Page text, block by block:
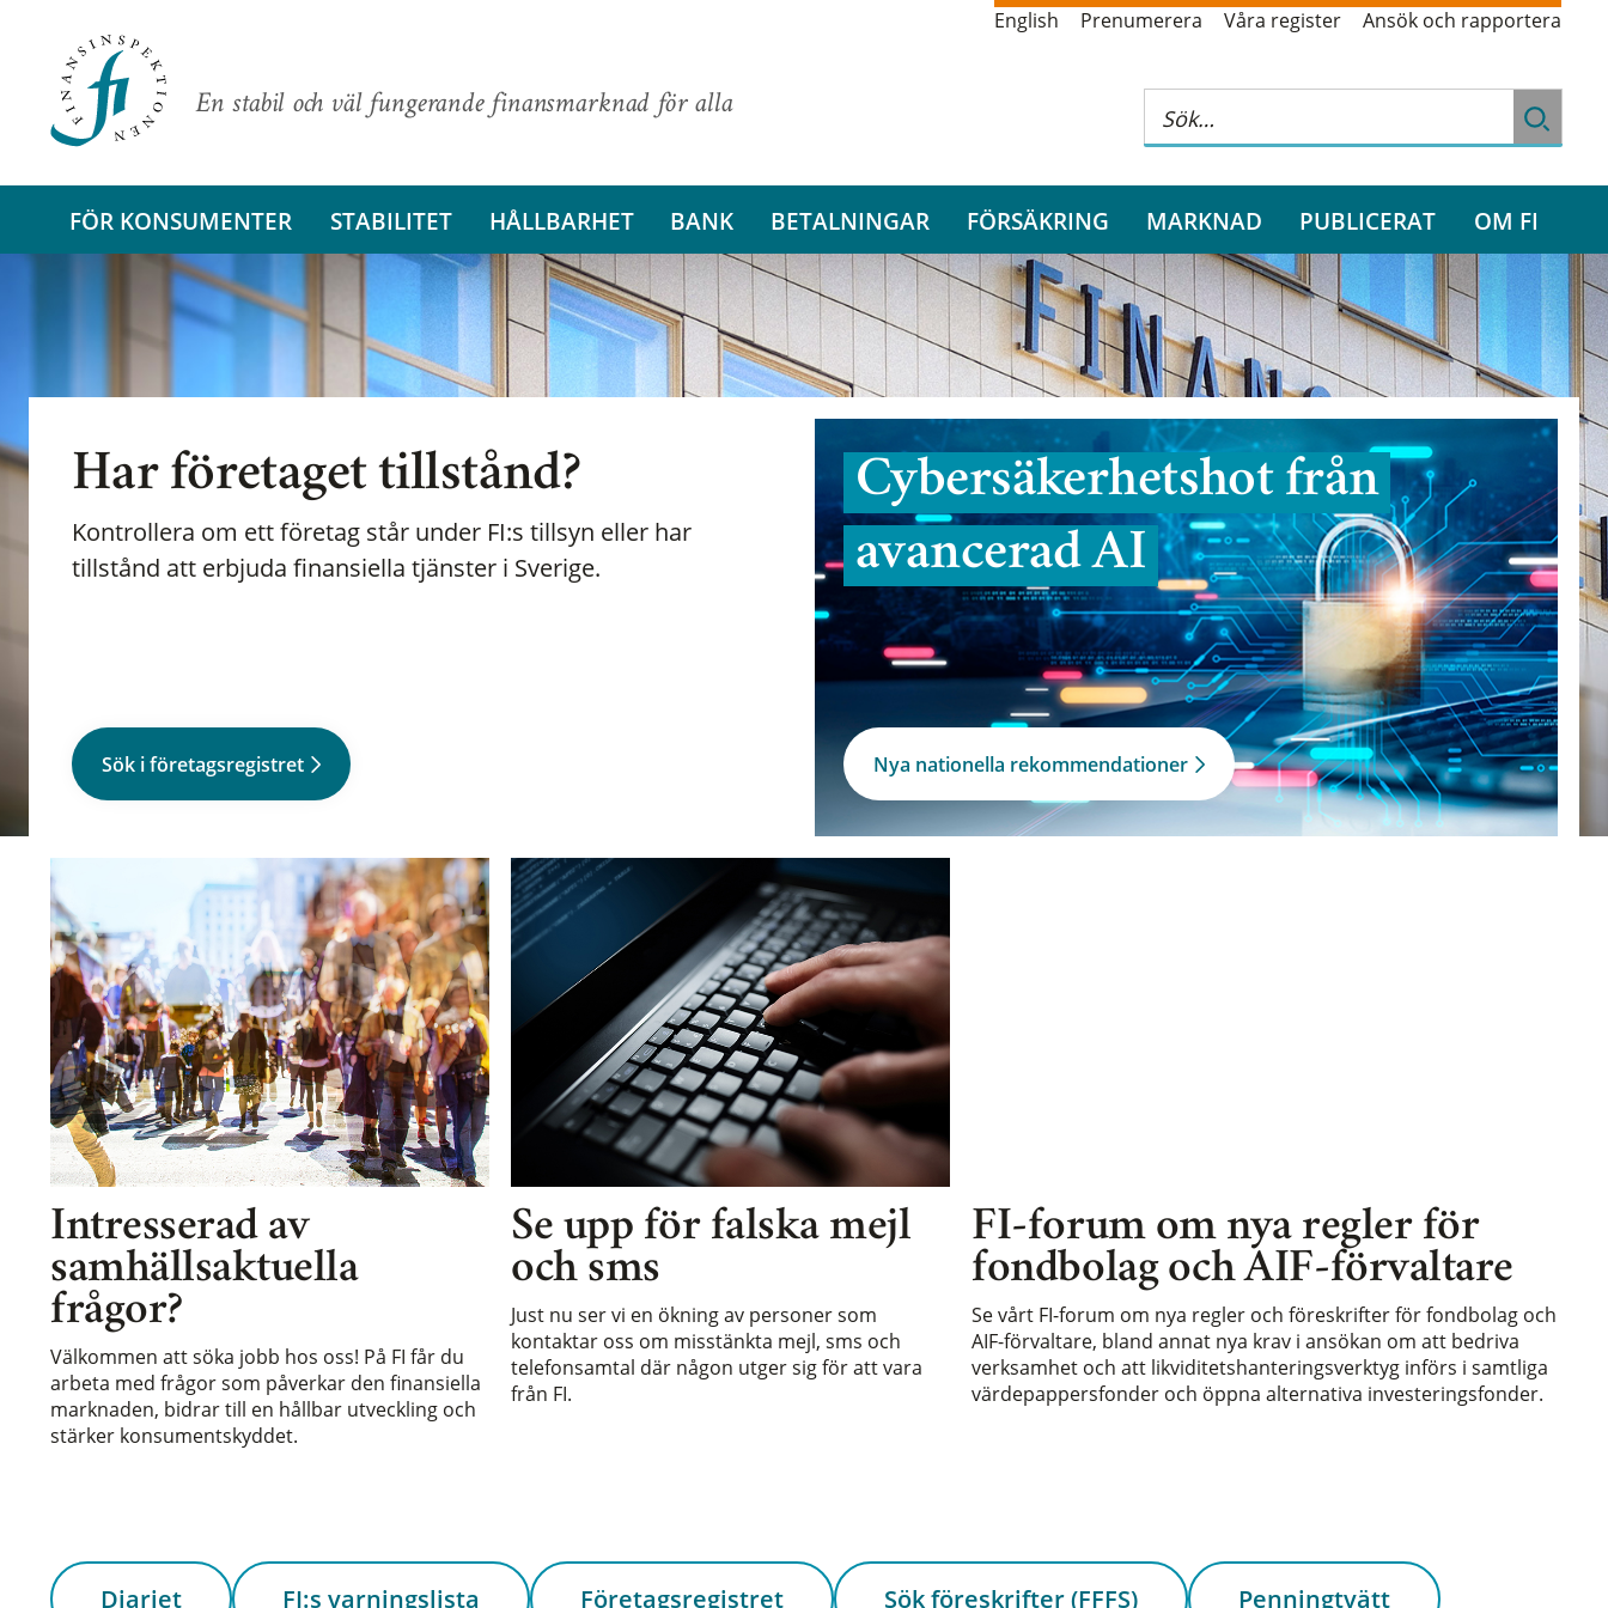
En stabil och väl fungerande finansmarknad för alla
English Prenumerera Våra register Ansök och rapportera
FÖR KONSUMENTER STABILITET HÅLLBARHET BANK BETALNINGAR FÖRSÄKRING MARKNAD PUBLICERAT OM FI
Har företaget tillstånd?
Kontrollera om ett företag står under FI:s tillsyn eller har
tillstånd att erbjuda finansiella tjänster i Sverige.
Sök i företagsregistret
Cybersäkerhetshot från
avancerad AI
Nya nationella rekommendationer
Intresserad av
samhällsaktuella
frågor?
Välkommen att söka jobb hos oss! På FI får du
arbeta med frågor som påverkar den finansiella
marknaden, bidrar till en hållbar utveckling och
stärker konsumentskyddet.
Se upp för falska mejl
och sms
Just nu ser vi en ökning av personer som
kontaktar oss om misstänkta mejl, sms och
telefonsamtal där någon utger sig för att vara
från FI.
FI-forum om nya regler för
fondbolag och AIF-förvaltare
Se vårt FI-forum om nya regler och föreskrifter för fondbolag och
AIF-förvaltare, bland annat nya krav i ansökan om att bedriva
verksamhet och att likviditetshanteringsverktyg införs i samtliga
värdepappersfonder och öppna alternativa investeringsfonder.
Diariet FI:s varningslista Företagsregistret Sök föreskrifter (FFFS) Penningtvätt